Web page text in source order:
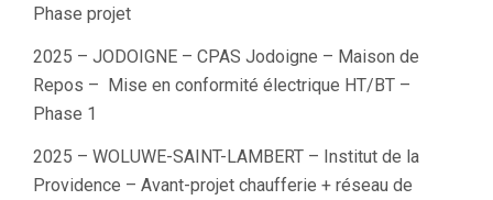
Phase projet
2025 – JODOIGNE – CPAS Jodoigne – Maison de
Repos – Mise en conformité électrique HT/BT –
Phase 1
2025 – WOLUWE-SAINT-LAMBERT – Institut de la
Providence – Avant-projet chaufferie + réseau de